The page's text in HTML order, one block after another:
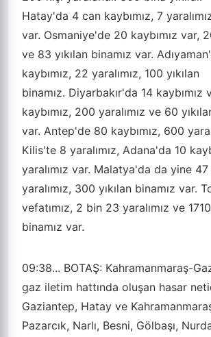
Hatay'da 4 can kaybımız, 7
var. Osmaniye'de 20 kaybımız var,
ve 83 yıkılan binamız var. Adıyaman
kaybımız, 22 yaralımız, 100 yıkılan
binamız. Diyarbakır'da 14 kaybımız
kaybımız, 200 yaralımız ve 60
var. Antep'de 80 kaybımız, 600
Kilis'te 8 yaralımız, Adana'da 10
yaralımız var. Malatya'da da yine 47
yaralımız, 300 yıkılan binamız var.
vefatımız, 2 bin 23 yaralımız ve 1710
binamız var.
09:38... BOTAŞ: Kahramanmaraş-
gaz iletim hattında oluşan hasar
Gaziantep, Hatay ve
Pazarcık, Narlı, Besni, Gölbaşı,